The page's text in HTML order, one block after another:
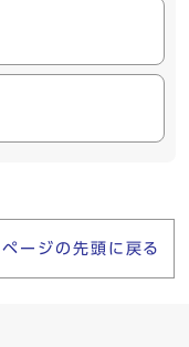
ページの先頭に戻る